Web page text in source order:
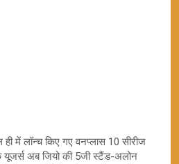
में लॉन्च किए गए वनप्लास 10 सीरीज
के यूजर्स अब जियो की 5जी स्टैंड-अलोन